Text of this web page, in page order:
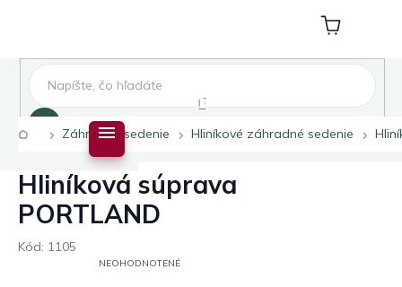
Nákupný
košík
DomovZáhradné sedenie Hliníkové záhradné sedenie
Hliníková súprava
PORTLAND
Kód: 1105
PRIEMERNÉNEOHODNOTENÉ